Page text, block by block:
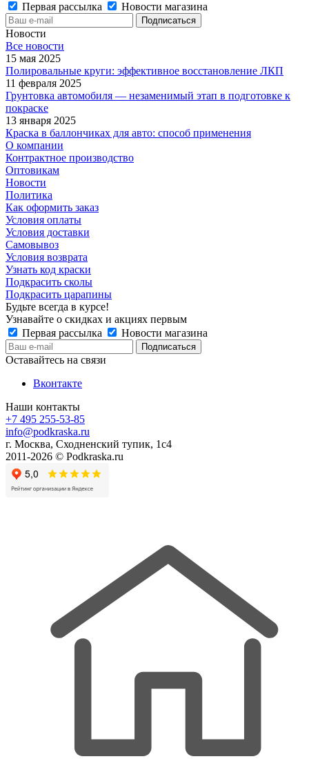
Первая рассылка
Новости магазина
Новости
Все новости
15 мая 2025
Полировальные круги: эффективное восстановление ЛКП
11 февраля 2025
Грунтовка автомобиля — незаменимый этап в подготовке к
покраске
13 января 2025
Краска в баллончиках для авто: способ применения
О компании
Контрактное производство
Оптовикам
Новости
Политика
Как оформить заказ
Условия оплаты
Условия доставки
Самовывоз
Условия возврата
Узнать код краски
Подкрасить сколы
Подкрасить царапины
Будьте всегда в курсе!
Узнавайте о скидках и акциях первым
Первая рассылка
Новости магазина
Оставайтесь на связи
Вконтакте
Наши контакты
+7 495 255-53-85
info@podkraska.ru
г. Москва, Сходненский тупик, 1с4
2011-2026 © Podkraska.ru